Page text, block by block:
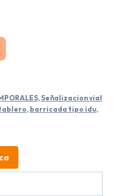
,Señalizacion vial
, barricada tipo idu,